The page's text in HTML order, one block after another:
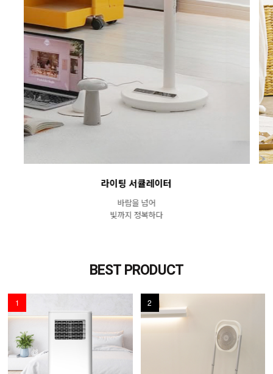
라이팅 서큘레이터
바람을 넘어
빛까지 정복하다
BEST PRODUCT
1 2